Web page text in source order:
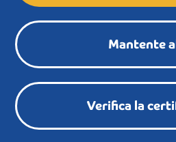
Mantente
Verifica la